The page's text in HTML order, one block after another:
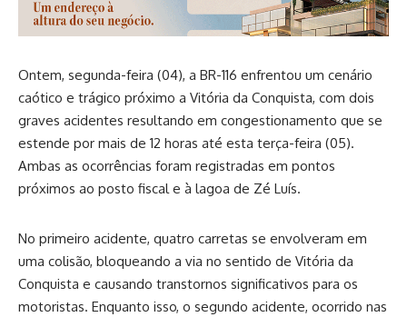
Ontem, segunda-feira (04), a BR-116 enfrentou um cenário
caótico e trágico próximo a Vitória da Conquista, com dois
graves acidentes resultando em congestionamento que se
estende por mais de 12 horas até esta terça-feira (05).
Ambas as ocorrências foram registradas em pontos
próximos ao posto fiscal e à lagoa de Zé Luís.
No primeiro acidente, quatro carretas se envolveram em
uma colisão, bloqueando a via no sentido de Vitória da
Conquista e causando transtornos significativos para os
motoristas. Enquanto isso, o segundo acidente, ocorrido nas